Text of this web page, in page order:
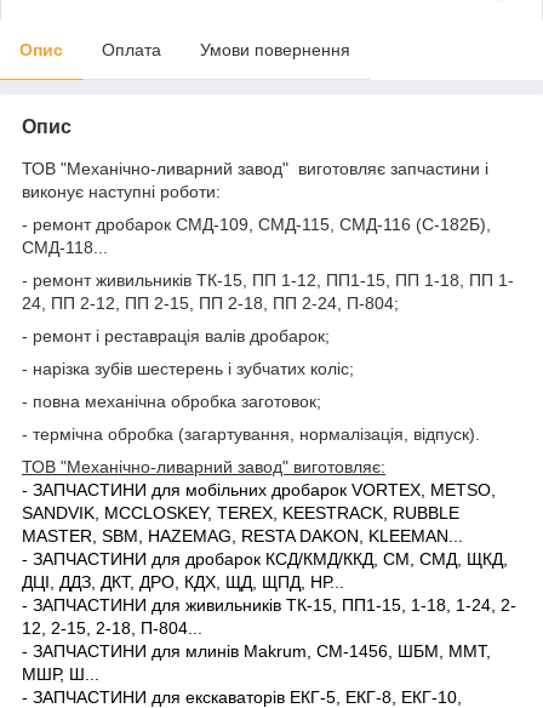
Опис Оплата Умови повернення
Опис
ТОВ "Механічно-ливарний завод" виготовляє запчастини і
виконує наступні роботи:
- ремонт дробарок СМД-109, СМД-115, СМД-116 (С-182Б),
СМД-118...
- ремонт живильників ТК-15, ПП 1-12, ПП1-15, ПП 1-18, ПП 1-
24, ПП 2-12, ПП 2-15, ПП 2-18, ПП 2-24, П-804;
- ремонт і реставрація валів дробарок;
- нарізка зубів шестерень і зубчатих коліс;
- повна механічна обробка заготовок;
- термічна обробка (загартування, нормалізація, відпуск).
ТОВ "Механічно-ливарний завод" виготовляє:
- ЗАПЧАСТИНИ для мобільних дробарок VORTEX, METSO,
SANDVIK, MCCLOSKEY, TEREX, KEESTRACK, RUBBLE
MASTER, SBM, HAZEMAG, RESTA DAKON, KLEEMAN...
- ЗАПЧАСТИНИ для дробарок КСД/КМД/ККД, СМ, СМД, ЩКД,
ДЦІ, ДДЗ, ДКТ, ДРО, КДХ, ЩД, ЩПД, НР...
- ЗАПЧАСТИНИ для живильників ТК-15, ПП1-15, 1-18, 1-24, 2-
12, 2-15, 2-18, П-804...
- ЗАПЧАСТИНИ для млинів Makrum, СМ-1456, ШБМ, ММТ,
МШР, Ш...
- ЗАПЧАСТИНИ для екскаваторів ЕКГ-5, ЕКГ-8, ЕКГ-10,